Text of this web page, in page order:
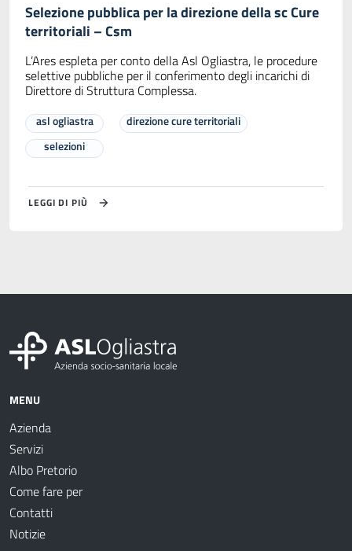
Selezione pubblica per la direzione della sc Cure
territoriali – Csm
L’Ares espleta per conto della Asl Ogliastra, le procedure
selettive pubbliche per il conferimento degli incarichi di
Direttore di Struttura Complessa.
asl ogliastra
direzione cure territoriali
selezioni
LEGGI DI PIÙ
MENU
Azienda
Servizi
Albo Pretorio
Come fare per
Contatti
Notizie